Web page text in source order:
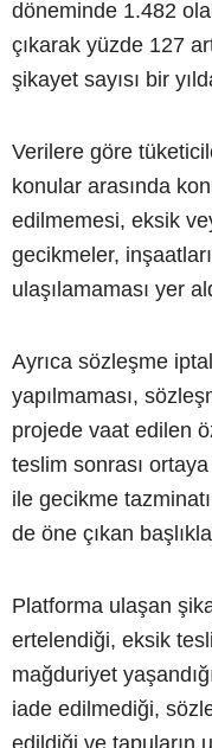
döneminde 1.482
çıkarak yüzde 127
şikayet sayısı bir
Verilere göre
konular arasında
edilmemesi, eksik
gecikmeler,
ulaşılamaması yer
Ayrıca sözleşme
yapılmaması,
projede vaat edilen
teslim sonrası
ile gecikme
de öne çıkan
Platforma ulaşan
ertelendiği, eksik
mağduriyet
iade edilmediği,
edildiği ve tapuların